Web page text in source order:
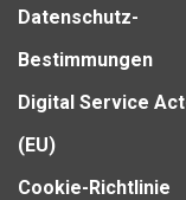
Datenschutz-
Bestimmungen
Digital Service
(EU)
Cookie-Richtlinie